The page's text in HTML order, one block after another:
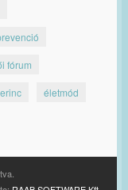
fórum
életmód